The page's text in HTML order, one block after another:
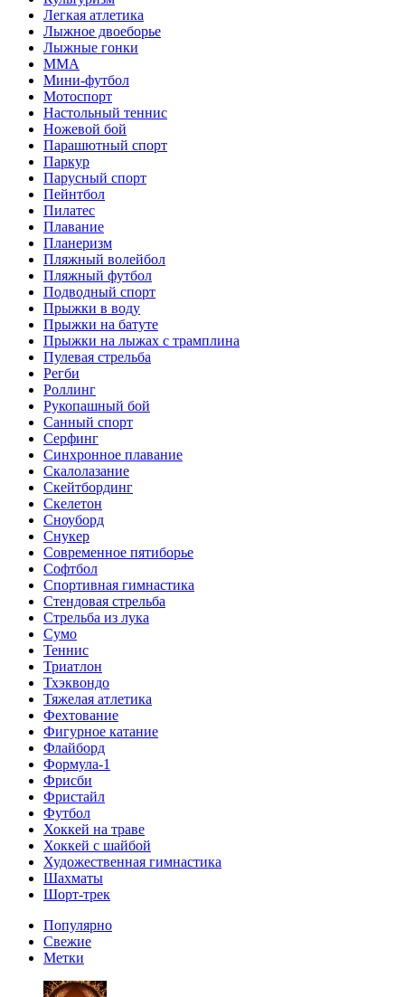
Легкая атлетика
Лыжное двоеборье
Лыжные гонки
ММА
Мини-футбол
Мотоспорт
Настольный теннис
Ножевой бой
Парашютный спорт
Паркур
Парусный спорт
Пейнтбол
Пилатес
Плавание
Планеризм
Пляжный волейбол
Пляжный футбол
Подводный спорт
Прыжки в воду
Прыжки на батуте
Прыжки на лыжах с трамплина
Пулевая стрельба
Регби
Роллинг
Рукопашный бой
Санный спорт
Серфинг
Синхронное плавание
Скалолазание
Скейтбординг
Скелетон
Сноуборд
Снукер
Современное пятиборье
Софтбол
Спортивная гимнастика
Стендовая стрельба
Стрельба из лука
Сумо
Теннис
Триатлон
Тхэквондо
Тяжелая атлетика
Фехтование
Фигурное катание
Флайборд
Формула-1
Фрисби
Фристайл
Футбол
Хоккей на траве
Хоккей с шайбой
Художественная гимнастика
Шахматы
Шорт-трек
Популярно
Свежие
Метки